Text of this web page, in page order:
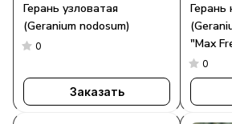
Герань узловатая
(Geranium nodosum)
0
Заказать
Герань
"Max
0